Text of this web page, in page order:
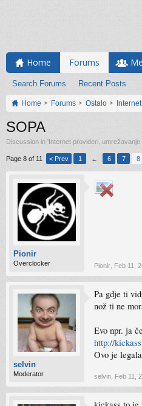
Home Forums
Search Forums Recent Posts
Home Forums Ostalo
SOPA
Discussion in 'Internet provideri,
Page 8 of 11 < Prev 1 ← 6 7 8
Pionir
Overclocker Pionir Feb 11,
selvin
Moderator
Pa gdje ti
nož ti ne
Evo npr. ja
http://
Ovo je
selvin Feb 11,